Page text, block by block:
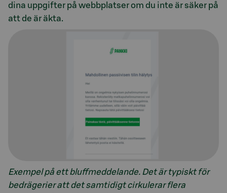
dina uppgifter på webbplatser om du inte är säker på
att de är äkta.
Exempel på ett bluffmeddelande. Det är typiskt för
bedrägerier att det samtidigt cirkulerar flera